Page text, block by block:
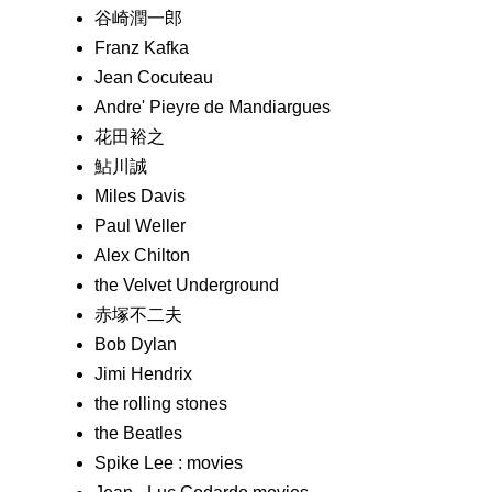
谷崎潤一郎
Franz Kafka
Jean Cocuteau
Andre' Pieyre de Mandiargues
花田裕之
鮎川誠
Miles Davis
Paul Weller
Alex Chilton
the Velvet Underground
赤塚不二夫
Bob Dylan
Jimi Hendrix
the rolling stones
the Beatles
Spike Lee : movies